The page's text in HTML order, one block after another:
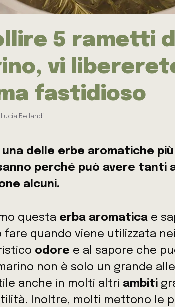
5 rametti
vi
fastidioso
Bellandi
una delle erbe aromatiche
perché può avere tanti
alcuni.
questa erba aromatica e
fare quando viene utilizzata
odore e al sapore che
non è solo un grande
anche in molti altri ambiti
Inoltre, molti mettono le